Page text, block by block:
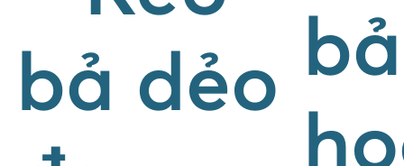
bả dẻo bả